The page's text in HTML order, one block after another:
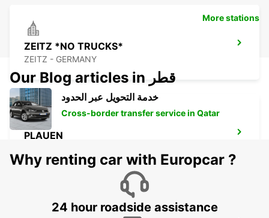
ZEITZ *NO TRUCKS*
ZEITZ - GERMANY
PLAUEN
More stations
Our Blog articles in قطر
خدمة التحويل عبر الحدود
Cross-border transfer service in Qatar
Why renting car with Europcar ?
24 hour roadside assistance